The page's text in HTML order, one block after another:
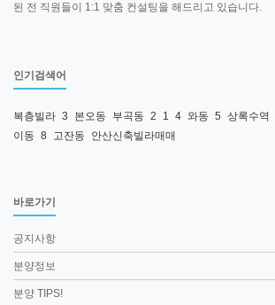
된 전 직원들이 1:1 맞춤 컨설팅을 해드리고 있습니다.
인기검색어
복층빌라 3 본오동 부곡동 2 1 4 와동 5 상록수역
이동 8 고잔동 안산신축빌라매매
바로가기
공지사항
분양정보
분양 TIPS!